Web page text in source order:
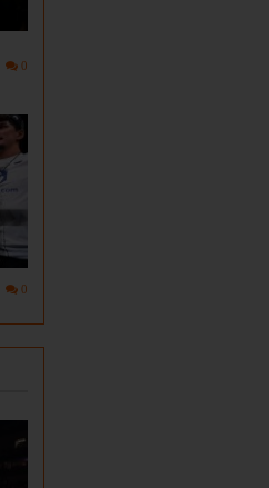
0
0